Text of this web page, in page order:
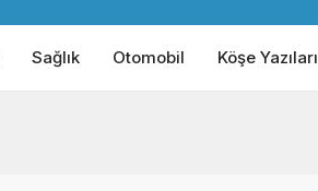
Sağlık Otomobil Köşe Yazıları